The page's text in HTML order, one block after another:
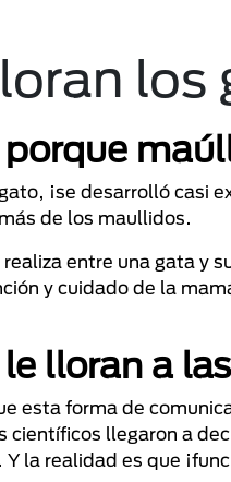
los
¡se desarrolló casi
de los maullidos.
entre una gata
y cuidado de la
lloran a
esta forma de
llegaron a
la realidad es que